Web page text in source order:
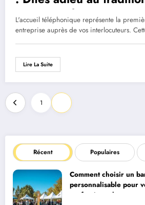
moment, please…’
L'accueil téléphonique représente la
entreprise auprès de vos interlocuteurs.
Lire La Suite
Pagination
des
publications
1
Récent Populaires
Comment choisir un
personnalisable pour
professionnels